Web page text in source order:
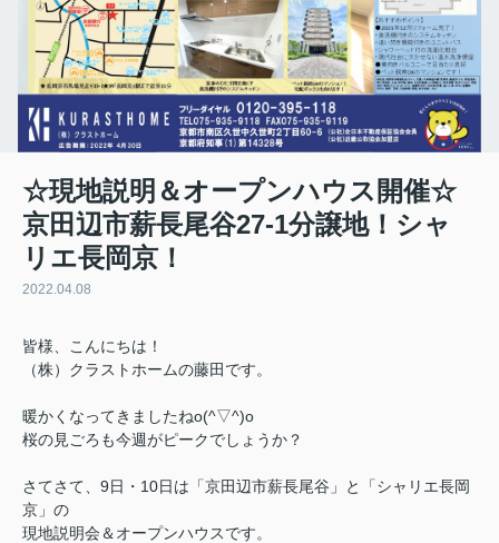
☆現地説明＆オープンハウス開催☆
京田辺市薪長尾谷27-1分譲地！シャ
リエ長岡京！
2022.04.08
皆様、こんにちは！
（株）クラストホームの藤田です。
暖かくなってきましたねo(^▽^)o
桜の見ごろも今週がピークでしょうか？
さてさて、9日・10日は「京田辺市薪長尾谷」と「シャリエ長岡
京」の
現地説明会＆オープンハウスです。